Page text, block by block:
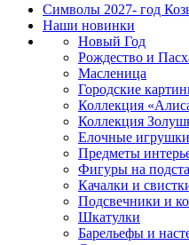
Символы 2027- год
Наши новинки
Новый Год
Рождество и
Масленица
Городские
Коллекция
Коллекция
Елочные игрушки
Предметы
Фигуры на
Качалки и
Подсвечники и
Шкатулки
Барельефы и